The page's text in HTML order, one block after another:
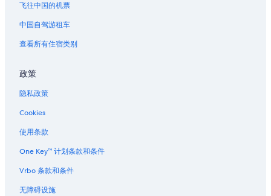
飞往中国的机票
中国自驾游租车
查看所有住宿类别
政策
隐私政策
Cookies
使用条款
One Key™ 计划条款和条件
Vrbo 条款和条件
无障碍设施